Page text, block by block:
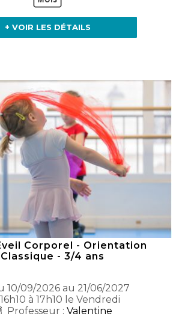
+ VOIR LES DÉTAILS
Corporel - Orientation
Classique - 3/4 ans
10/09/2026 au 21/06/2027
à 17h10 le Vendredi
Professeur :Valentine